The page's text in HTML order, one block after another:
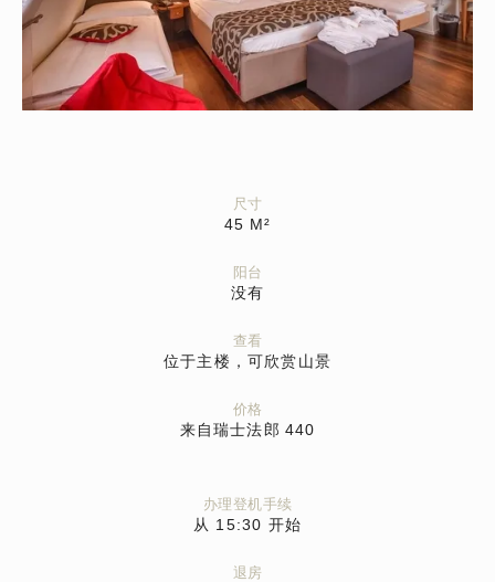
尺寸
45 M²
阳台
没有
查看
位于主楼，可欣赏山景
价格
来自瑞士法郎 440
办理登机手续
从 15:30 开始
退房